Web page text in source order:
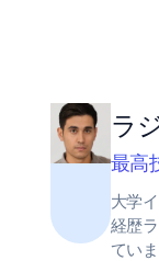
ラ
最高
大学
経歴
てい